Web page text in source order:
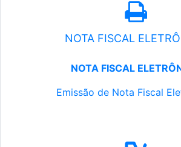
NOTA FISCAL
NOTA FISCAL
Emissão de Nota Fiscal